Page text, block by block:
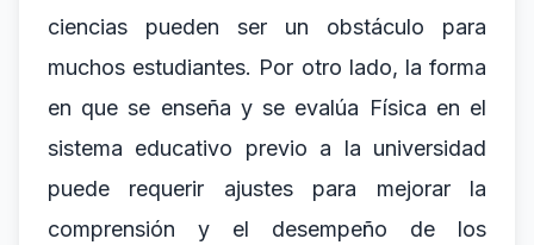
ciencias pueden ser un obstáculo para
muchos estudiantes. Por otro lado, la forma
en que se enseña y se evalúa Física en el
sistema educativo previo a la universidad
puede requerir ajustes para mejorar la
comprensión y el desempeño de los